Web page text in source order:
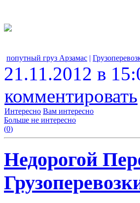
попутный груз Арзамас |
21.11.2012 в
комментировать
Интересно Вам интересно
Больше не интересно
(0)
Недорогой